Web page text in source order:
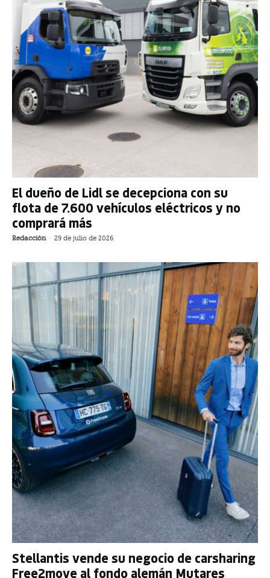
El dueño de Lidl se decepciona con su
flota de 7.600 vehículos eléctricos y no
comprará más
Redacción - 29 de julio de 2026
Stellantis vende su negocio de carsharing
Free2move al fondo alemán Mutares